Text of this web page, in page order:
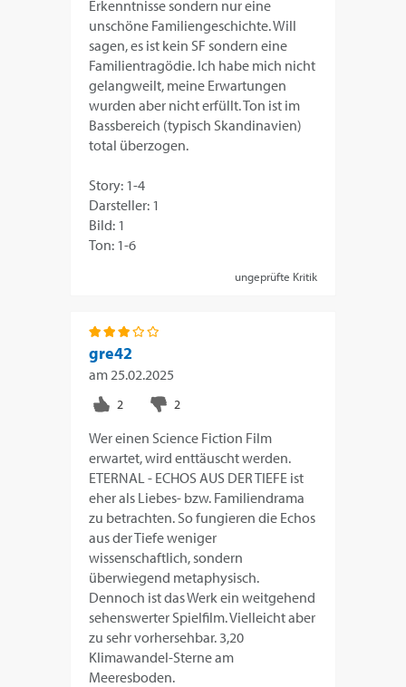
Erkenntnisse sondern nur eine
unschöne Familiengeschichte. Will
sagen, es ist kein SF sondern eine
Familientragödie. Ich habe mich nicht
gelangweilt, meine Erwartungen
wurden aber nicht erfüllt. Ton ist im
Bassbereich (typisch Skandinavien)
total überzogen.
Story: 1-4
Darsteller: 1
Bild: 1
Ton: 1-6
ungeprüfte Kritik
gre42
am 25.02.2025
Wer einen Science Fiction Film
erwartet, wird enttäuscht werden.
ETERNAL - ECHOS AUS DER TIEFE ist
eher als Liebes- bzw. Familiendrama
zu betrachten. So fungieren die Echos
aus der Tiefe weniger
wissenschaftlich, sondern
überwiegend metaphysisch.
Dennoch ist das Werk ein weitgehend
sehenswerter Spielfilm. Vielleicht aber
zu sehr vorhersehbar. 3,20
Klimawandel-Sterne am
Meeresboden.